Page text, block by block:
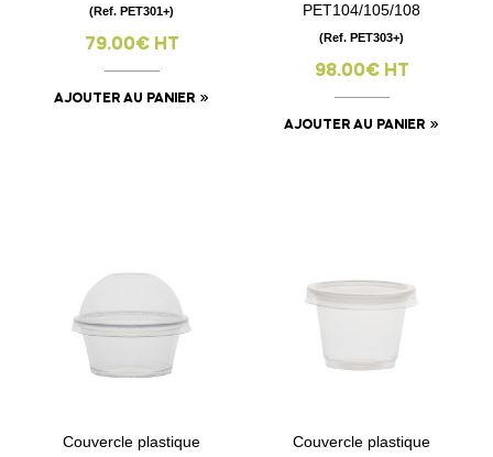
(Ref. PET301+)
79.00€ HT
AJOUTER AU PANIER
PET104/105/108
(Ref. PET303+)
98.00€ HT
AJOUTER AU PANIER
Couvercle plastique
Couvercle plastique